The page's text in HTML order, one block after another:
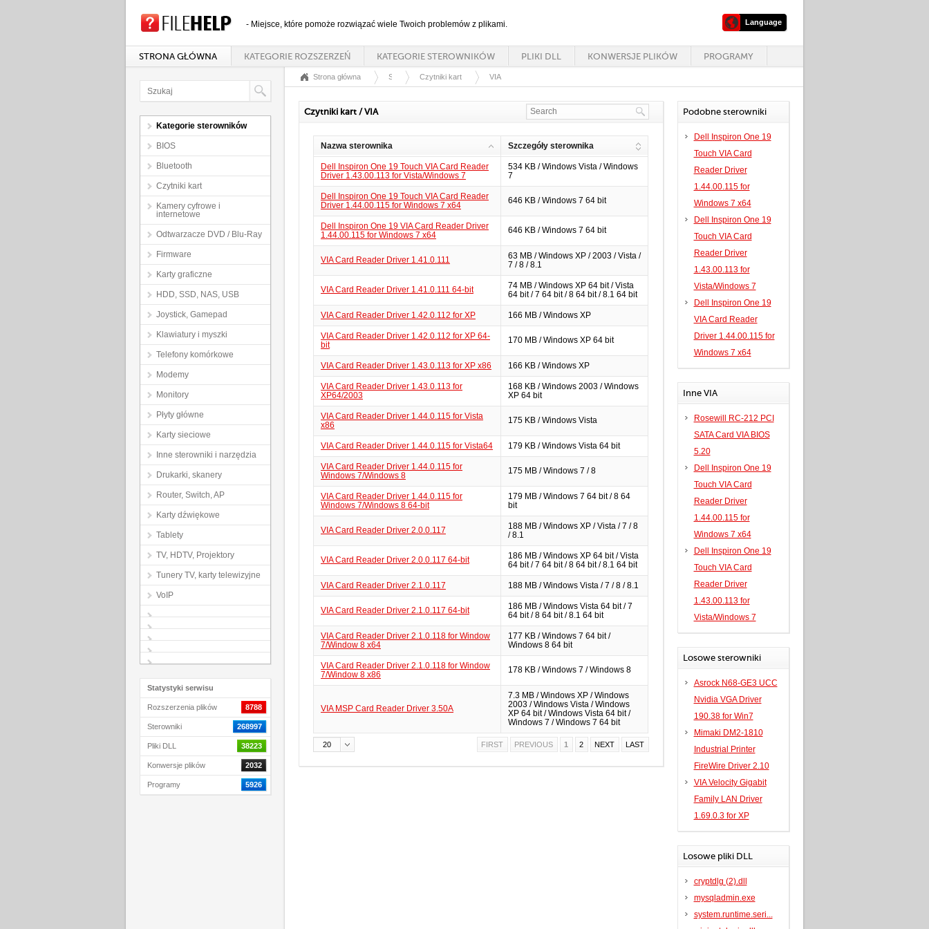
- Miejsce, które pomoże rozwiązać wiele Twoich problemów z plikami. Language
STRONA GŁÓWNA KATEGORIE ROZSZERZEŃ KATEGORIE STEROWNIKÓW PLIKI DLL KONWERSJE PLIKÓW PROGRAMY
Kategorie sterowników
BIOS
Bluetooth
Czytniki kart
Kamery cyfrowe i
internetowe
Odtwarzacze DVD / Blu-Ray
Firmware
Karty graficzne
HDD, SSD, NAS, USB
Joystick, Gamepad
Klawiatury i myszki
Telefony komórkowe
Modemy
Monitory
Płyty główne
Karty sieciowe
Inne sterowniki i narzędzia
Drukarki, skanery
Router, Switch, AP
Karty dźwiękowe
Tablety
TV, HDTV, Projektory
Tunery TV, karty telewizyjne
VoIP
Statystyki serwisu
Rozszerzenia plików 8788
Sterowniki 268997
Pliki DLL 38223
Konwersje plików 2032
Programy 5926
Strona główna SterownikiCzytniki kart VIA
Czytniki kart / VIA
Nazwa sterownika Szczegóły sterownika
Dell Inspiron One 19 Touch VIA Card Reader
Driver 1.43.00.113 for Vista/Windows 7
534 KB / Windows Vista / Windows
7
Dell Inspiron One 19 Touch VIA Card Reader
Driver 1.44.00.115 for Windows 7 x64
646 KB / Windows 7 64 bit
Dell Inspiron One 19 VIA Card Reader Driver
1.44.00.115 for Windows 7 x64
646 KB / Windows 7 64 bit
VIA Card Reader Driver 1.41.0.111
63 MB / Windows XP / 2003 / Vista /
7 / 8 / 8.1
VIA Card Reader Driver 1.41.0.111 64-bit
74 MB / Windows XP 64 bit / Vista
64 bit / 7 64 bit / 8 64 bit / 8.1 64 bit
VIA Card Reader Driver 1.42.0.112 for XP 166 MB / Windows XP
VIA Card Reader Driver 1.42.0.112 for XP 64-
bit
170 MB / Windows XP 64 bit
VIA Card Reader Driver 1.43.0.113 for XP x86 166 KB / Windows XP
VIA Card Reader Driver 1.43.0.113 for
XP64/2003
168 KB / Windows 2003 / Windows
XP 64 bit
VIA Card Reader Driver 1.44.0.115 for Vista
x86
175 KB / Windows Vista
VIA Card Reader Driver 1.44.0.115 for Vista64 179 KB / Windows Vista 64 bit
VIA Card Reader Driver 1.44.0.115 for
Windows 7/Windows 8
175 MB / Windows 7 / 8
VIA Card Reader Driver 1.44.0.115 for
Windows 7/Windows 8 64-bit
179 MB / Windows 7 64 bit / 8 64
bit
VIA Card Reader Driver 2.0.0.117
188 MB / Windows XP / Vista / 7 / 8
/ 8.1
VIA Card Reader Driver 2.0.0.117 64-bit
186 MB / Windows XP 64 bit / Vista
64 bit / 7 64 bit / 8 64 bit / 8.1 64 bit
VIA Card Reader Driver 2.1.0.117 188 MB / Windows Vista / 7 / 8 / 8.1
VIA Card Reader Driver 2.1.0.117 64-bit
186 MB / Windows Vista 64 bit / 7
64 bit / 8 64 bit / 8.1 64 bit
VIA Card Reader Driver 2.1.0.118 for Window
7/Window 8 x64
177 KB / Windows 7 64 bit /
Windows 8 64 bit
VIA Card Reader Driver 2.1.0.118 for Window
7/Window 8 x86
178 KB / Windows 7 / Windows 8
VIA MSP Card Reader Driver 3.50A
7.3 MB / Windows XP / Windows
2003 / Windows Vista / Windows
XP 64 bit / Windows Vista 64 bit /
Windows 7 / Windows 7 64 bit
FIRST PREVIOUS 1 2 NEXT LAST
20
Podobne sterowniki
Dell Inspiron One 19
Touch VIA Card
Reader Driver
1.44.00.115 for
Windows 7 x64
Dell Inspiron One 19
Touch VIA Card
Reader Driver
1.43.00.113 for
Vista/Windows 7
Dell Inspiron One 19
VIA Card Reader
Driver 1.44.00.115 for
Windows 7 x64
Inne VIA
Rosewill RC-212 PCI
SATA Card VIA BIOS
5.20
Dell Inspiron One 19
Touch VIA Card
Reader Driver
1.44.00.115 for
Windows 7 x64
Dell Inspiron One 19
Touch VIA Card
Reader Driver
1.43.00.113 for
Vista/Windows 7
Losowe sterowniki
Asrock N68-GE3 UCC
Nvidia VGA Driver
190.38 for Win7
Mimaki DM2-1810
Industrial Printer
FireWire Driver 2.10
VIA Velocity Gigabit
Family LAN Driver
1.69.0.3 for XP
Losowe pliki DLL
cryptdlg (2).dll
mysqladmin.exe
system.runtime.seri...